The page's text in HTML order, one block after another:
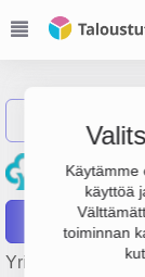
Käytämme
käyttöä
toiminnan
Raportit
Yrityksen